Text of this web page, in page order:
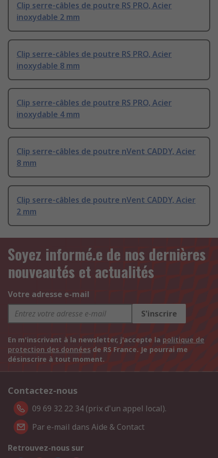
Clip serre-câbles de poutre RS PRO, Acier
inoxydable 2 mm
Clip serre-câbles de poutre RS PRO, Acier
inoxydable 8 mm
Clip serre-câbles de poutre RS PRO, Acier
inoxydable 4 mm
Clip serre-câbles de poutre nVent CADDY, Acier
8 mm
Clip serre-câbles de poutre nVent CADDY, Acier
2 mm
Soyez informé.e de nos dernières
nouveautés et actualités
Votre adresse e-mail
S'inscrire
En m'inscrivant à la newsletter, j'accepte la politique de
protection des données de RS France. Je pourrai me
désinscrire à tout moment.
Contactez-nous
09 69 32 22 34 (prix d'un appel local).
Par e-mail dans Aide & Contact
Retrouvez-nous sur